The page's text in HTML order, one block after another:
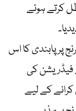
کرتے ہوئے
پر پابندی کا اس
کی
کرانے کے لیے